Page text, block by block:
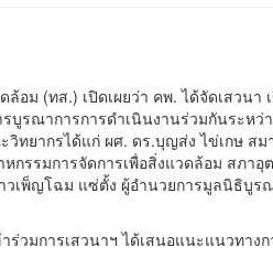
(ทส.) เปิดเผยว่า คพ. ได้จัดเสวนา
รณาการการดำเนินงานร่วมกันระหว่
ยากรได้แก่ ผศ. ดร.บุญส่ง ไข่เกษ ส
รมการจัดการเพื่อสิ่งแวดล้อม สภาอุ
เพ็ญโฉม แซ่ตั้ง ผู้อำนวยการมูลนิธิบู
วมการเสวนาฯ ได้เสนอแนะแนวทา